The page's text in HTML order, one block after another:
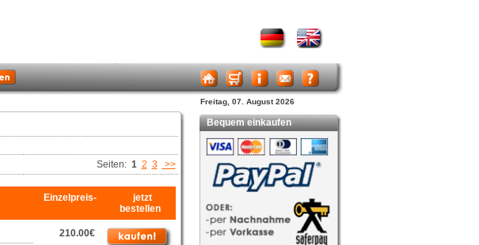
Freitag, 07. August 2026
Seiten: 1 2 3 >>
Einzelpreis-
jetzt
bestellen
210.00€
Bequem einkaufen